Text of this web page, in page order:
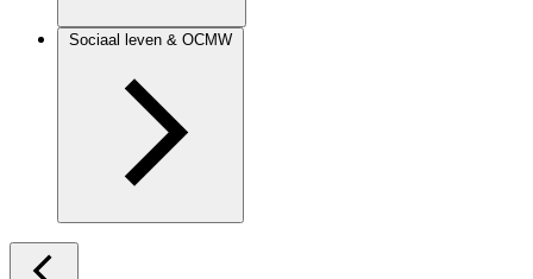
Sociaal leven & OCMW